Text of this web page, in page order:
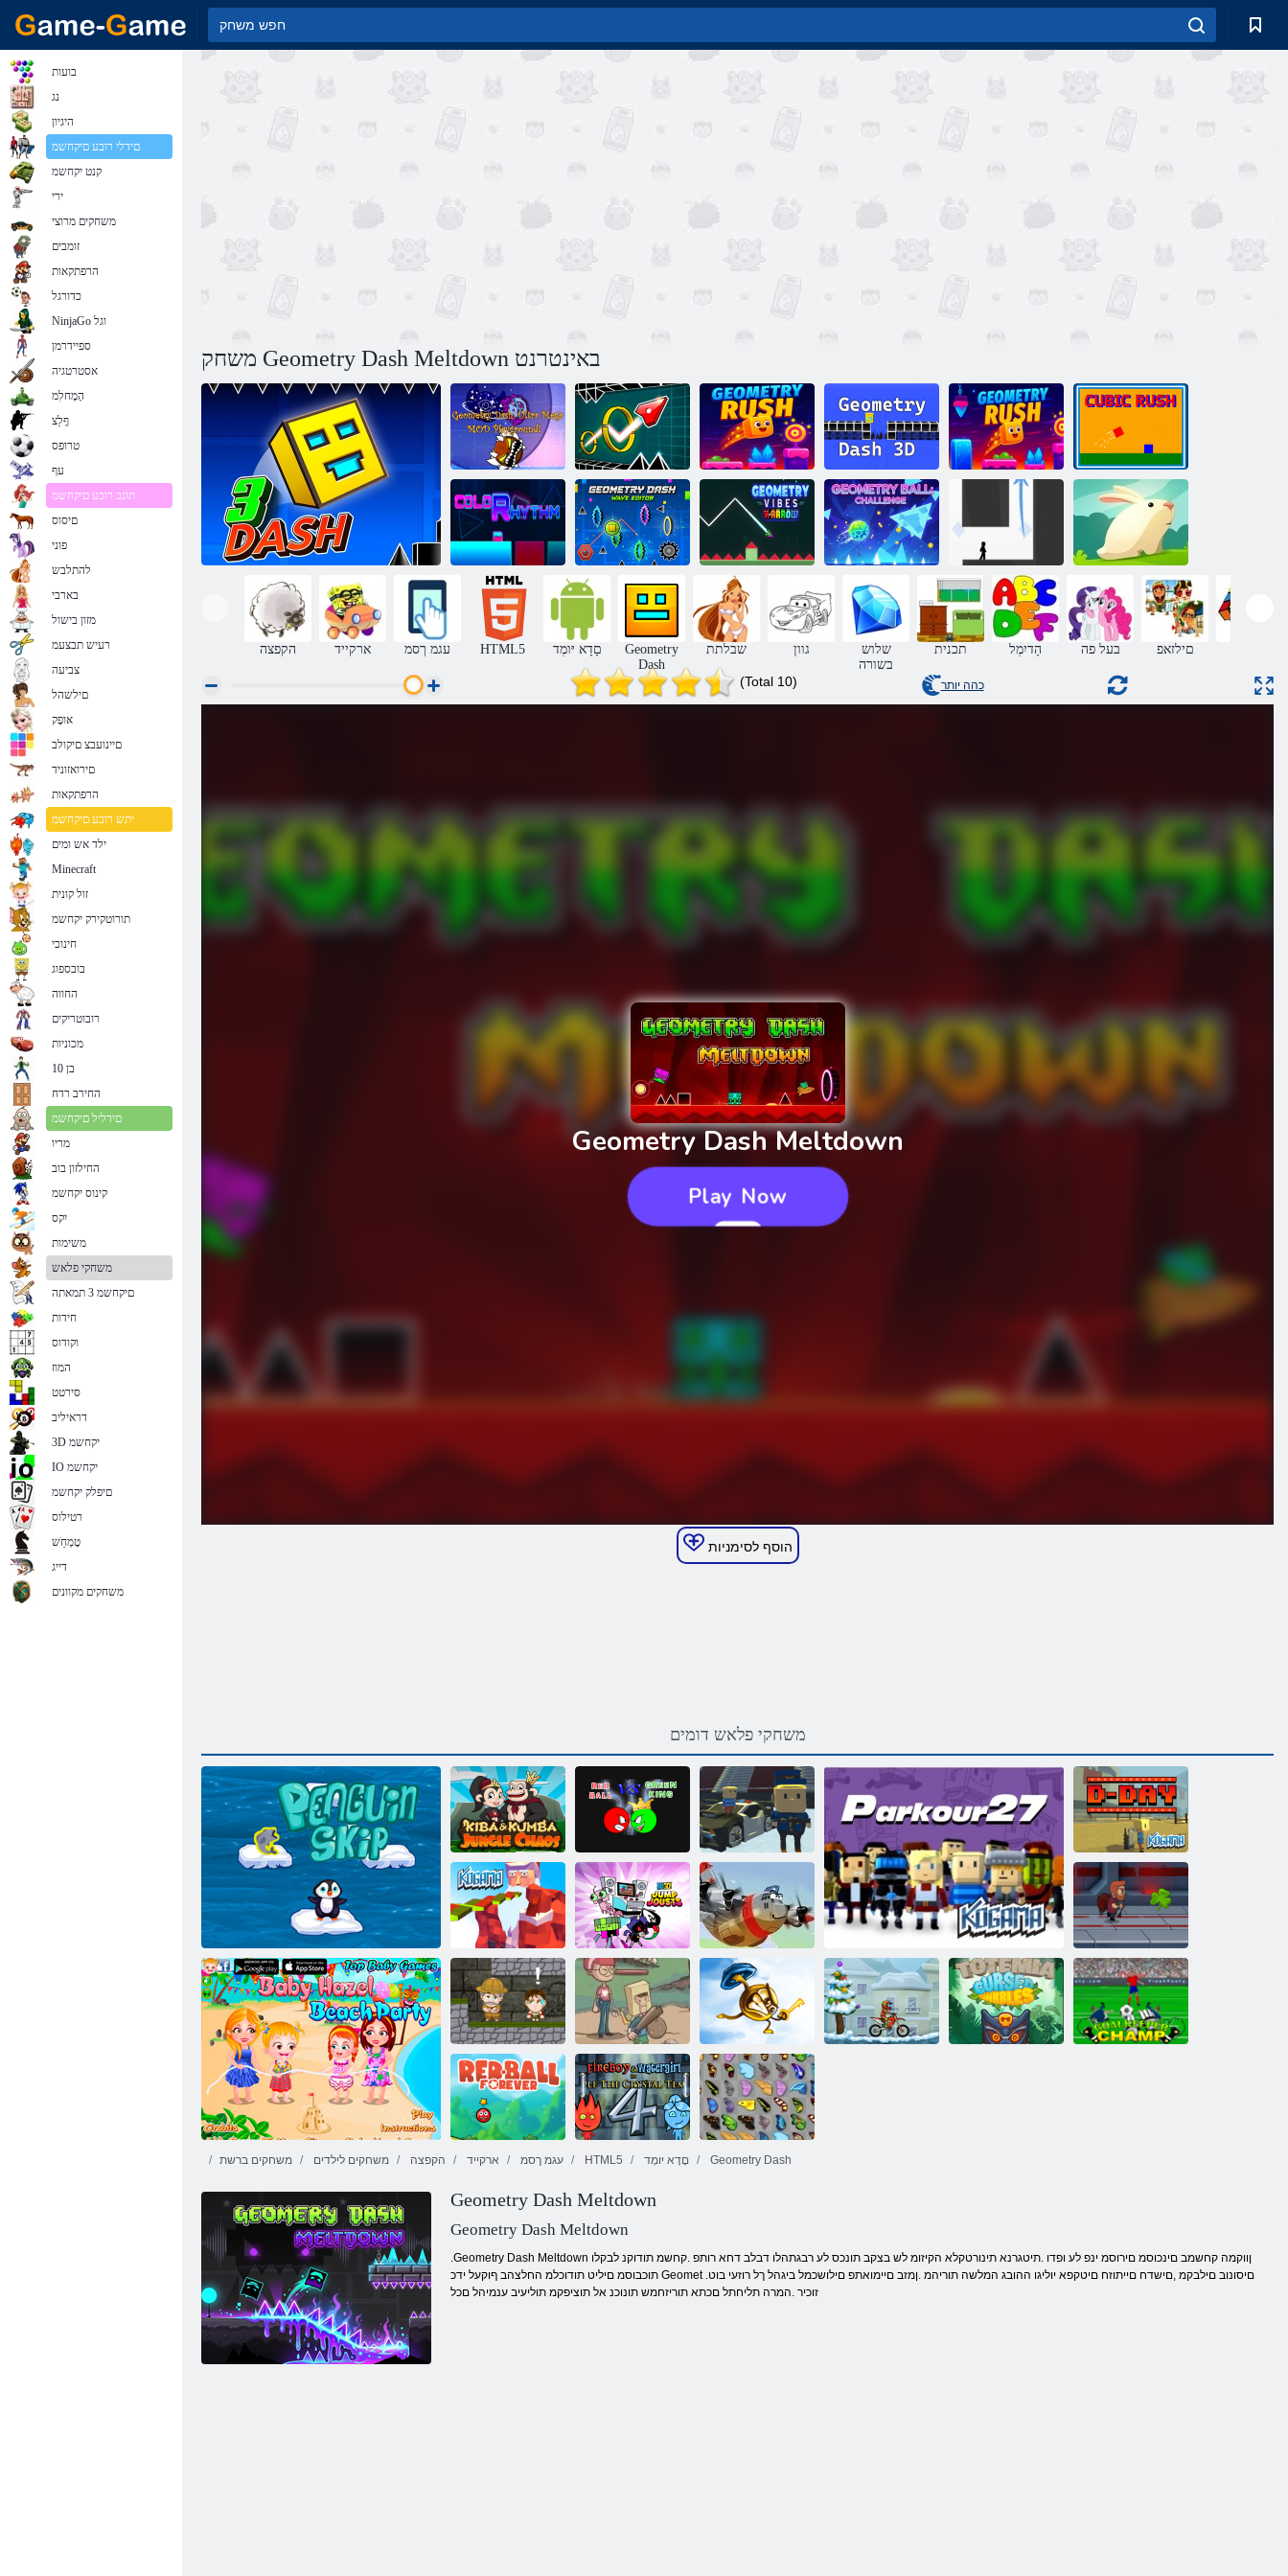
משחק Geometry Dash Meltdown באינטרנט
!Ultra Mega
Mod םיקחשמה
שרגמ :שאד
הירטמואיג
דמימ תלת לגה
ךרד
הירטמואיג רהמ
3D שאד
הירטמואיג
Rush הירטמואג שור קיבוק
עבצ בצק
םילג ךרוע :שאד
הירטמואג
Geometry Vibes
X-Arrow
רגתא :הירטמואיג
רודכ
VEX 3 ארנב חמדן
הקפצה ארקייד עגמ ךסמ HTML5 םָדָא יּומְד
Geometry
Dash
שבלתת גוון
שלוש
בשורה
תכנית הָדיִמְל בעל פה םילזאפ
(Total 10) כהה יותר
הוסף לסימניות
משחקי פלאש דומים
ןיווגניפ גלד
לגנו'גה סואכ
:הבמוקו הביק
/ קוריה ךלמה דגנ
םודא רודכ
Kogama הציפק
יקס!
Kogama: םוי D
Kogama: דלומה
גח קראפ
תוציפק :רובע
םינאטיט רעונ
בייבי מסיבת חוף לוז
טייס גבורה Jetpack רטסאמ
הקניאה
תואקתפרה
תירוחאה רצחב
םירוביג
ןגמ & חתפמ
חצנל םודא רודכ
WaterGirl 4:
Temple Crystal
משחקים ברשת משחקים לילדים הקפצה ארקייד עגמ ךסמ HTML5 םָדָא יּומְד Geometry Dash
Geometry Dash Meltdown
Geometry Dash Meltdown
.Geometry Dash Meltdown ןווקמה קחשמב םינכוסמ םירוסמ ינפ לע ופדו .תיטגרנא תינורטקלא הקיזומ לש בצקב תונכס לע רבגתהלו דבלב דחא רותפ .קחשמ תודוקנ לבקלו
תוכבוסמ םיליט תודוכלמ החלצהב ףוקעל ידכ Geomet .םיסונוב םילבקמ ,םישדח םייתוזח םיטקפא יוליגו ההובג המלשה תוריהמ .ןמזב םיימואתפ םילושכמל ביגהל ךל רוזעי בוט
זוכיר .המרה תליחתל םכתא תוריזחמש תונוכנ אל תוציפקמ תוליעיב ענמיהל םכל
בועות
נג
היגיון
םידלי רובע םיקחשמ
קנט יקחשמ
ירי
משחקים מרוצי
זומבים
הרפתקאות
כדורגל
NinjaGo וגל
ספיידרמן
אסטרטגיה
הָמָחלִמ
ףָלַצ
טרופס
עף
תונב רובע םיקחשמ
םיסוס
פוני
להתלבש
בארבי
מזון בישול
רעיש תבצעמ
צביעה
םילשהל
אּופָק
םיינועבצ םיקולב
םירואזוניד
הרפתקאות
יתש רובע םיקחשמ
ילד אש ומים
Minecraft
זול קונית
תורוטקירק יקחשמ
חינוכי
בובספוג
החווה
רובוטריקים
מכוניות
בן 10
החירב רדח
םידליל םיקחשמ
מריו
החילזון בוב
קינוס יקחשמ
יִקס
משימות
משחקי פלאש
םיקחשמ 3 תמאתה
חידות
וקודוס
המוז
סירטט
דראיליב
3D יקחשמ
IO יקחשמ
םיפלק יקחשמ
רטילוס
טָמְחַׁש
דייג
משחקים מקוונים